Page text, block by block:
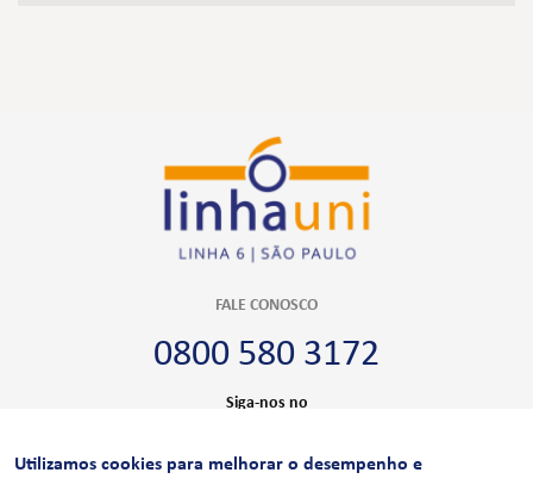
FALE CONOSCO
0800 580 3172
Siga-nos no
Utilizamos cookies para melhorar o desempenho e